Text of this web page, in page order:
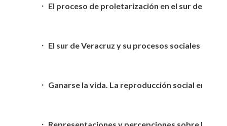
El proceso de proletarización en el sur de
El sur de Veracruz y su procesos sociales
Ganarse la vida. La reproducción social en el